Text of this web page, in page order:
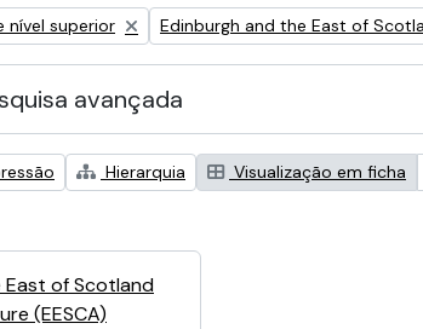
nível superior Remove filter:
Edinburgh and the East of
avançada
Hierarquia Visualização em ficha
of Scotland
(EESCA)